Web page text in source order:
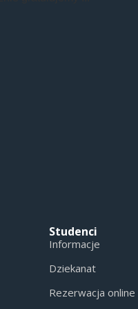
Studenci
Informacje
Dziekanat
Rezerwacja online